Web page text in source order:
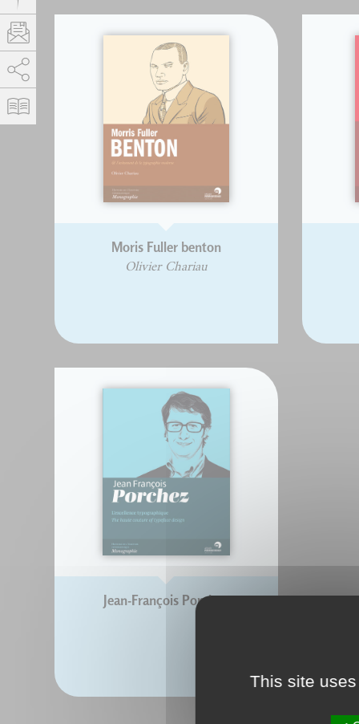
Moris Fuller benton
Olivier Chariau
Jean-François Porchez
This site